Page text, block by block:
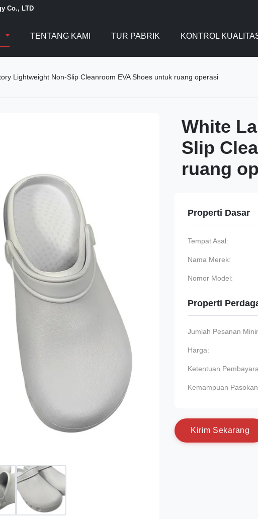
Co., LTD
TENTANG KAMI TUR PABRIK KONTROL
Lightweight Non-Slip Cleanroom EVA Shoes untuk ruang operasi
White
Slip
ruang
Properti Dasar
Tempat Asal:
Nama Merek:
Nomor Model:
Properti
Jumlah Pesanan
Harga:
Ketentuan
Kemampuan
Kirim Sekarang